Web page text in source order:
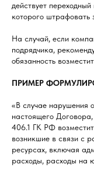
действует
которого штрафовать
На случай, если
подрядчика,
обязанность
ПРИМЕР
«В случае нарушения
настоящего
406.1 ГК РФ
возникшие в связи с
ресурсах, включая
расходы, расходы на